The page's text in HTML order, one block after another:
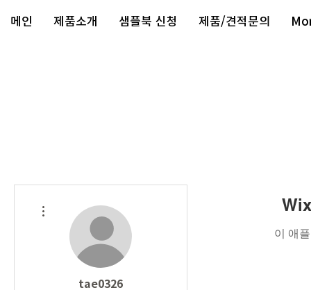
메인 제품소개 샘플북 신청 제품/견적문의
이 애
tae0326